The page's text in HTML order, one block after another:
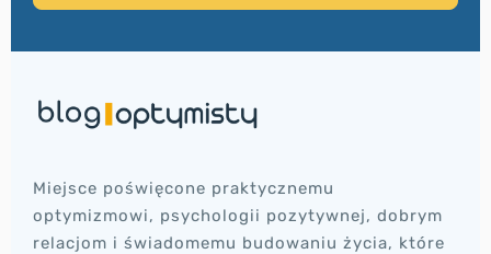
Miejsce poświęcone praktycznemu
optymizmowi, psychologii pozytywnej, dobrym
relacjom i świadomemu budowaniu życia, które